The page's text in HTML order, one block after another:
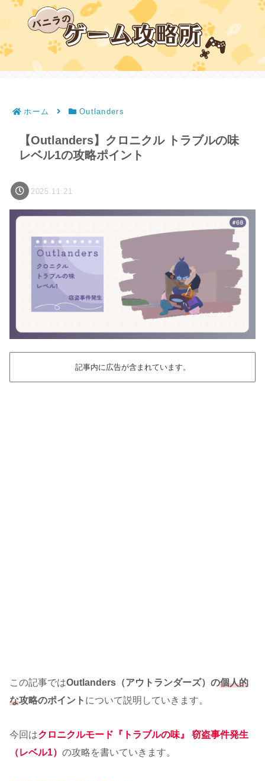
ホーム Outlanders
【Outlanders】クロニクル トラブルの味
レベル1の攻略ポイント
2025.11.21
記事内に広告が含まれています。
この記事ではOutlanders（アウトランダーズ）の個人的
な攻略のポイント について説明していきます。
今回はクロニクルモード『トラブルの味』 窃盗事件発生
（レベル1） の攻略を書いていきます。